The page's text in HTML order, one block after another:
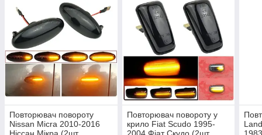
Повторювач повороту
Nissan Micra 2010-2016
Повторювач повороту у
крило Fiat Scudo 1995-